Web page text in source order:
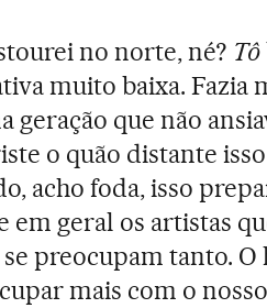
no norte, né? Tô
muito baixa. Fazia
geração que não
o quão distante
acho foda, isso
em geral os artistas
preocupam tanto.
mais com o